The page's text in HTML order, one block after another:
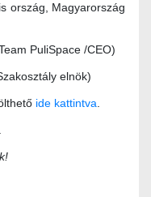
ország, Magyarország
PuliSpace /CEO)
elnök)
ide kattintva.